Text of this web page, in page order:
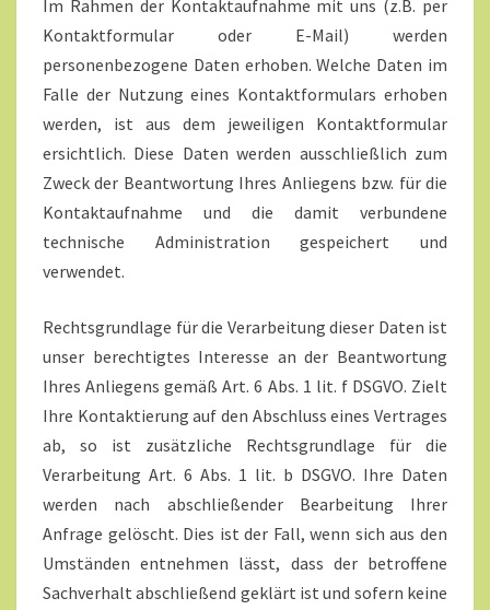
Im Rahmen der Kontaktaufnahme mit uns (z.B. per
Kontaktformular oder E-Mail) werden
personenbezogene Daten erhoben. Welche Daten im
Falle der Nutzung eines Kontaktformulars erhoben
werden, ist aus dem jeweiligen Kontaktformular
ersichtlich. Diese Daten werden ausschließlich zum
Zweck der Beantwortung Ihres Anliegens bzw. für die
Kontaktaufnahme und die damit verbundene
technische Administration gespeichert und
verwendet.
Rechtsgrundlage für die Verarbeitung dieser Daten ist
unser berechtigtes Interesse an der Beantwortung
Ihres Anliegens gemäß Art. 6 Abs. 1 lit. f DSGVO. Zielt
Ihre Kontaktierung auf den Abschluss eines Vertrages
ab, so ist zusätzliche Rechtsgrundlage für die
Verarbeitung Art. 6 Abs. 1 lit. b DSGVO. Ihre Daten
werden nach abschließender Bearbeitung Ihrer
Anfrage gelöscht. Dies ist der Fall, wenn sich aus den
Umständen entnehmen lässt, dass der betroffene
Sachverhalt abschließend geklärt ist und sofern keine